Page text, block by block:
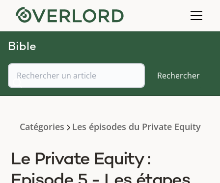
Bible
Catégories Les épisodes du Private Equity
Le Private Equity :